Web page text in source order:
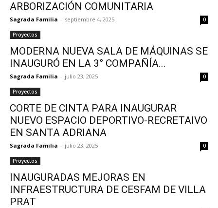
ARBORIZACIÓN COMUNITARIA
Sagrada Familia - septiembre 4, 2025 0
Proyectos
MODERNA NUEVA SALA DE MÁQUINAS SE
INAUGURÓ EN LA 3° COMPAÑÍA...
Sagrada Familia - julio 23, 2025 0
Proyectos
CORTE DE CINTA PARA INAUGURAR
NUEVO ESPACIO DEPORTIVO-RECRETAIVO
EN SANTA ADRIANA
Sagrada Familia - julio 23, 2025 0
Proyectos
INAUGURADAS MEJORAS EN
INFRAESTRUCTURA DE CESFAM DE VILLA
PRAT